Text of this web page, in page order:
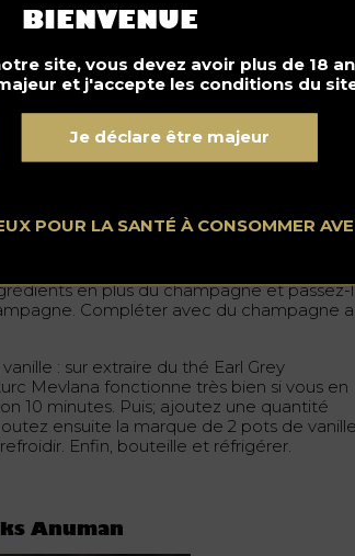
BIENVENUE
site, vous devez avoir plus de 18
et j'accepte les conditions du
Je déclare être majeur
POUR LA SANTÉ À CONSOMMER
– Better Together Cocktail
et vanille*
en plus du champagne et passez-
Compléter avec du champagne
: sur extraire du thé Earl Grey
Mevlana fonctionne très bien si vous en
10 minutes. Puis; ajoutez une quantité
ensuite la marque de 2 pots de
Enfin, bouteille et réfrigérer.
Anuman